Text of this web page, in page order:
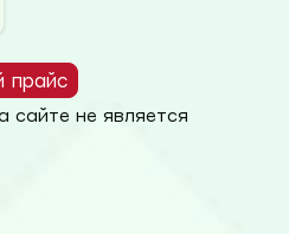
прайс
не является